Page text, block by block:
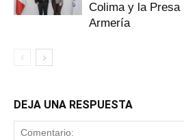
Colima y la Presa
Armería
DEJA UNA RESPUESTA